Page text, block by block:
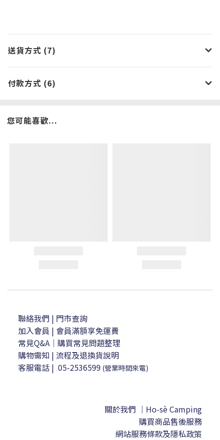
送貨方式 (7)
付款方式 (6)
您可能喜歡...
聯絡我們 | 門市查詢
加入會員 | 會員滿額享免運費
常見Q&A｜購買常見問題整理
購物需知 | 流程及退換貨說明
客服電話 | 05-2536599 (營業時間來電)
關於我們 ｜Ho-sè Camping
購買商品售後服務
網站服務條款及隱私政策